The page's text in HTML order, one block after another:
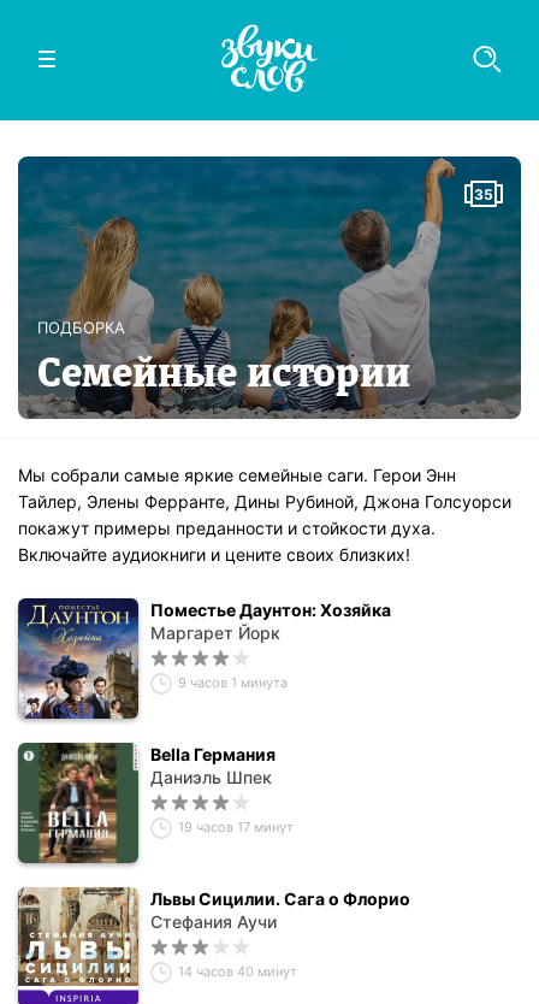
35
ПОДБОРКА
Семейные истории
Мы собрали самые яркие семейные саги. Герои Энн
Тайлер, Элены Ферранте, Дины Рубиной, Джона Голсуорси
покажут примеры преданности и стойкости духа.
Включайте аудиокниги и цените своих близких!
Поместье Даунтон: Хозяйка
Маргарет Йорк
9 часов 1 минута
Bella Германия
Даниэль Шпек
19 часов 17 минут
Львы Сицилии. Сага о Флорио
Стефания Аучи
14 часов 40 минут